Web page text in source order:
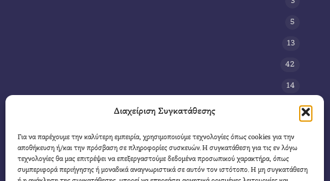
Διαχείριση Συγκατάθεσης
Για να παρέχουμε την καλύτερη εμπειρία, χρησιμοποιούμε τεχνολογίες όπως cookies για την
αποθήκευση ή/και την πρόσβαση σε πληροφορίες συσκευών. Η συγκατάθεση για τις εν λόγω
τεχνολογίες θα μας επιτρέψει να επεξεργαστούμε δεδομένα προσωπικού χαρακτήρα, όπως
συμπεριφορά περιήγησης ή μοναδικά αναγνωριστικά σε αυτόν τον ιστότοπο. Η μη συγκατάθεση
5
13
42
14
11
4